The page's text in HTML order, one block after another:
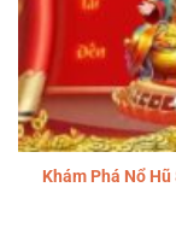
Khám Phá Nổ